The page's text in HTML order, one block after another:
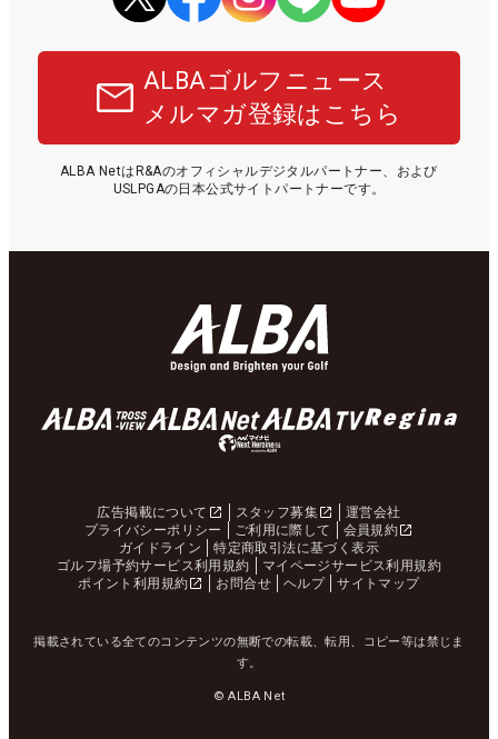
ALBAゴルフニュース
メルマガ登録はこちら
ALBA NetはR&Aのオフィシャルデジタルパートナー、および
USLPGAの日本公式サイトパートナーです。
広告掲載について スタッフ募集
運営会社
プライバシーポリシー
ご利用に際して
会員規約
ガイドライン
特定商取引法に基づく表示
ゴルフ場予約サービス利用規約
マイページサービス利用規約
ポイント利用規約
お問合せ ヘルプ サイトマップ
掲載されている全てのコンテンツの無断での転載、転用、コピー等は禁じま
す。
© ALBA Net